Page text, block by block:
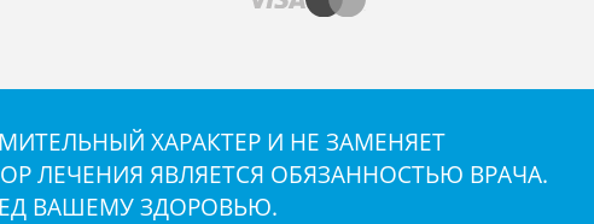
ХАРАКТЕР И НЕ ЗАМЕНЯЕТ
ЛЕЧЕНИЯ ЯВЛЯЕТСЯ ОБЯЗАННОСТЬЮ ВРАЧА.
ВАШЕМУ ЗДОРОВЬЮ.